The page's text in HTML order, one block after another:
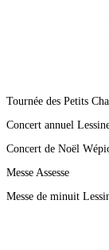
Tournée des Petits
Concert annuel
Concert de Noël
Messe Assesse
Messe de minuit